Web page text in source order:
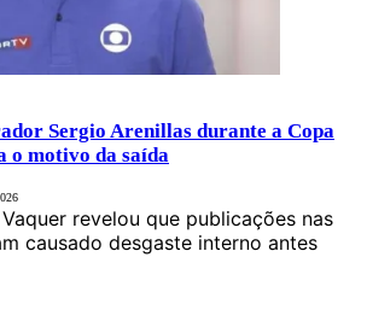
Sergio Arenillas durante a Copa
o motivo da saída
revelou que publicações nas
causado desgaste interno antes